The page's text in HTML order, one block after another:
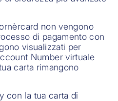
non vengono
di pagamento con
visualizzati per
Number virtuale
carta rimangono
con la tua carta di